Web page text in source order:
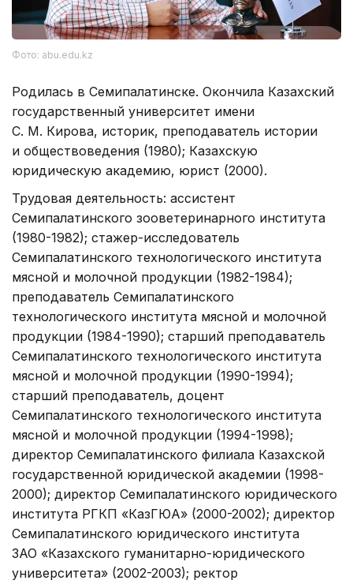
Фото: abu.edu.kz
Родилась в Семипалатинске. Окончила Казахский
государственный университет имени
С. М. Кирова, историк, преподаватель истории
и обществоведения (1980); Казахскую
юридическую академию, юрист (2000).
Трудовая деятельность: ассистент
Семипалатинского зооветеринарного института
(1980-1982); стажер-исследователь
Семипалатинского технологического института
мясной и молочной продукции (1982-1984);
преподаватель Семипалатинского
технологического института мясной и молочной
продукции (1984-1990); старший преподаватель
Семипалатинского технологического института
мясной и молочной продукции (1990-1994);
старший преподаватель, доцент
Семипалатинского технологического института
мясной и молочной продукции (1994-1998);
директор Семипалатинского филиала Казахской
государственной юридической академии (1998-
2000); директор Семипалатинского юридического
института РГКП «КазГЮА» (2000-2002); директор
Семипалатинского юридического института
ЗАО «Казахского гуманитарно-юридического
университета» (2002-2003); ректор